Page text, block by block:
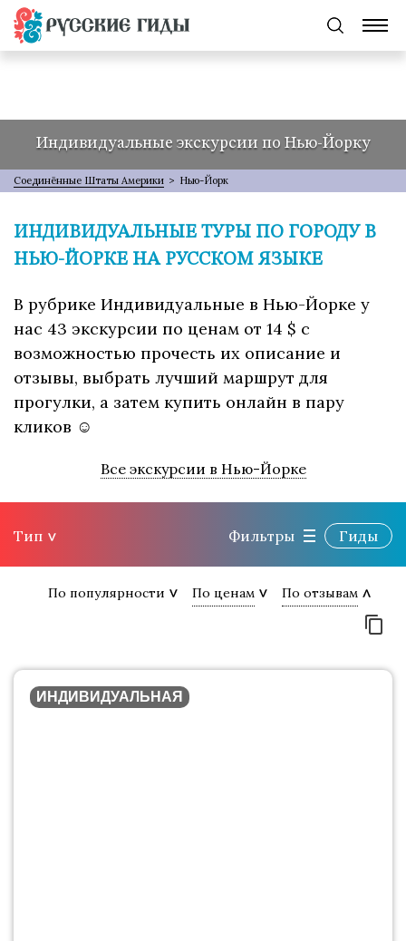
Индивидуальные экскурсии по Нью-Йорку
Соединённые Штаты Америки > Нью-Йорк
ИНДИВИДУАЛЬНЫЕ ТУРЫ ПО ГОРОДУ В
НЬЮ-ЙОРКЕ НА РУССКОМ ЯЗЫКЕ
В рубрике Индивидуальные в Нью-Йорке у
нас 43 экскурсии по ценам от 14 $ с
возможностью прочесть их описание и
отзывы, выбрать лучший маршрут для
прогулки, а затем купить онлайн в пару
кликов ☺
Все экскурсии в Нью-Йорке
Тип Фильтры Гиды
По популярности По ценам По отзывам
ИНДИВИДУАЛЬНАЯ